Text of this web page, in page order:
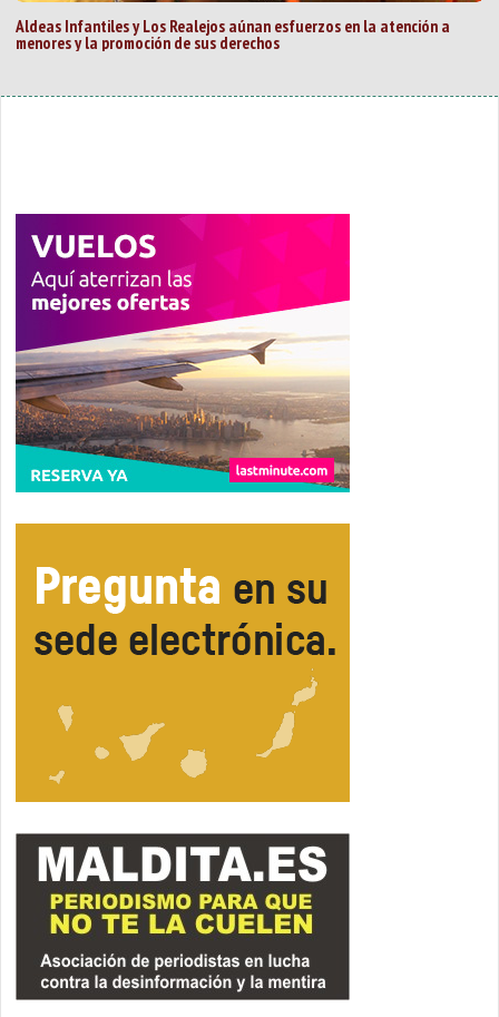
Aldeas Infantiles y Los Realejos aúnan esfuerzos en la atención a
menores y la promoción de sus derechos